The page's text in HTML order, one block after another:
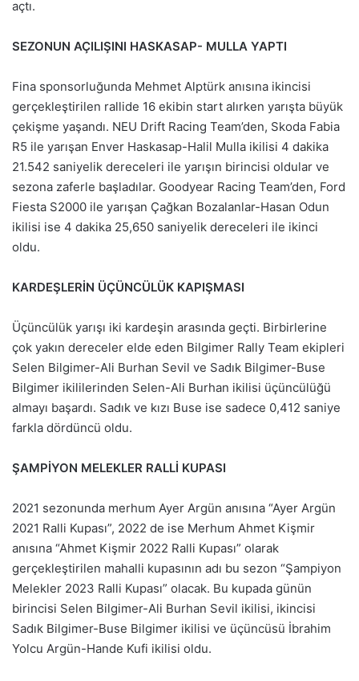
açtı.
SEZONUN AÇILIŞINI HASKASAP- MULLA YAPTI
Fina sponsorluğunda Mehmet Alptürk anısına ikincisi
gerçekleştirilen rallide 16 ekibin start alırken yarışta büyük
çekişme yaşandı. NEU Drift Racing Team’den, Skoda Fabia
R5 ile yarışan Enver Haskasap-Halil Mulla ikilisi 4 dakika
21.542 saniyelik dereceleri ile yarışın birincisi oldular ve
sezona zaferle başladılar. Goodyear Racing Team’den, Ford
Fiesta S2000 ile yarışan Çağkan Bozalanlar-Hasan Odun
ikilisi ise 4 dakika 25,650 saniyelik dereceleri ile ikinci
oldu.
KARDEŞLERİN ÜÇÜNCÜLÜK KAPIŞMASI
Üçüncülük yarışı iki kardeşin arasında geçti. Birbirlerine
çok yakın dereceler elde eden Bilgimer Rally Team ekipleri
Selen Bilgimer-Ali Burhan Sevil ve Sadık Bilgimer-Buse
Bilgimer ikililerinden Selen-Ali Burhan ikilisi üçüncülüğü
almayı başardı. Sadık ve kızı Buse ise sadece 0,412 saniye
farkla dördüncü oldu.
ŞAMPİYON MELEKLER RALLİ KUPASI
2021 sezonunda merhum Ayer Argün anısına “Ayer Argün
2021 Ralli Kupası”, 2022 de ise Merhum Ahmet Kişmir
anısına “Ahmet Kişmir 2022 Ralli Kupası” olarak
gerçekleştirilen mahalli kupasının adı bu sezon “Şampiyon
Melekler 2023 Ralli Kupası” olacak. Bu kupada günün
birincisi Selen Bilgimer-Ali Burhan Sevil ikilisi, ikincisi
Sadık Bilgimer-Buse Bilgimer ikilisi ve üçüncüsü İbrahim
Yolcu Argün-Hande Kufi ikilisi oldu.